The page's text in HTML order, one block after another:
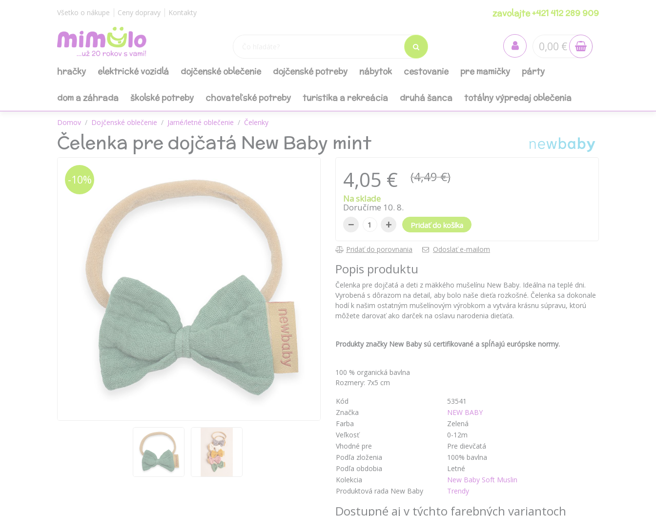
Všetko o nákupe Ceny dopravy Kontakty zavolajte +421 412 289 909
0,00 €
hračky elektrické vozidlá dojčenské oblečenie dojčenské potreby nábytok cestovanie pre mamičky párty
dom a záhrada školské potreby chovateľské potreby turistika a rekreácia druhá šanca totálny výpredaj oblečenia
Domov Dojčenské oblečenie Jarné/letné oblečenie Čelenky
Čelenka pre dojčatá New Baby mint
-10% 4,05 € (4,49 €)
Na sklade
Doručíme 10. 8.
− + Pridať do košíka
Pridať do porovnania Odoslať e-mailom
Popis produktu
Čelenka pre dojčatá a deti z mäkkého mušelínu New Baby. Ideálna na teplé dni.
Vyrobená s dôrazom na detail, aby bolo naše dieťa rozkošné. Čelenka sa dokonale
hodí k našim ostatným mušelínovým výrobkom a vytvára krásnu súpravu, ktorú
môžete darovať ako darček na oslavu narodenia dieťaťa.
Produkty značky New Baby sú certifikované a spĺňajú európske normy.
100 % organická bavlna
Rozmery: 7x5 cm
Kód
53541
Značka
NEW BABY
Farba
Zelená
Veľkosť
0-12m
Vhodné pre
Pre dievčatá
Podľa zloženia
100% bavlna
Podľa obdobia
Letné
Kolekcia
New Baby Soft Muslin
Produktová rada New Baby
Trendy
Dostupné aj v týchto farebných variantoch